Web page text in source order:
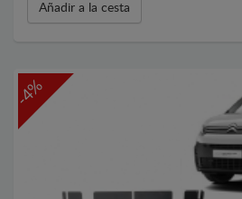
Añadir a la cesta
-4%